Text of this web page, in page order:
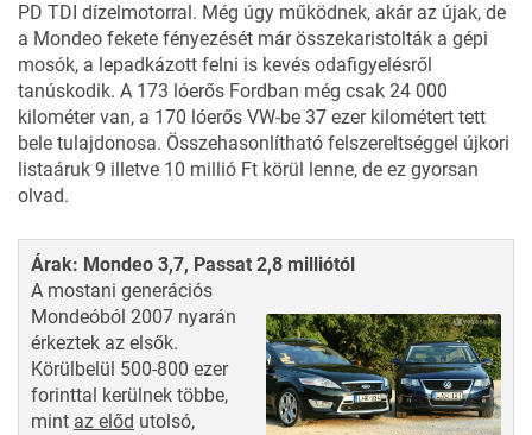
PD TDI dízelmotorral. Még úgy működnek, akár az újak, de
a Mondeo fekete fényezését már összekaristolták a gépi
mosók, a lepadkázott felni is kevés odafigyelésről
tanúskodik. A 173 lóerős Fordban még csak 24 000
kilométer van, a 170 lóerős VW-be 37 ezer kilométert tett
bele tulajdonosa. Összehasonlítható felszereltséggel újkori
listaáruk 9 illetve 10 millió Ft körül lenne, de ez gyorsan
olvad.
Árak: Mondeo 3,7, Passat 2,8 milliótól
A mostani generációs
Mondeóból 2007 nyarán
érkeztek az elsők.
Körülbelül 500-800 ezer
forinttal kerülnek többe,
mint az előd utolsó,